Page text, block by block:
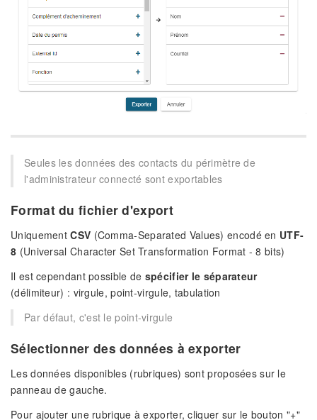
Seules les données des contacts du périmètre de
l'administrateur connecté sont exportables
Format du fichier d'export
UniquementCSV (Comma-Separated Values) encodé en UTF-
8 (Universal Character Set Transformation Format - 8 bits)
Il est cependant possible de spécifier le séparateur
(délimiteur) : virgule, point-virgule, tabulation
Par défaut, c'est le point-virgule
Sélectionner des données à exporter
Les données disponibles (rubriques) sont proposées sur le
panneau de gauche.
Pour ajouter une rubrique à exporter, cliquer sur le bouton "+"